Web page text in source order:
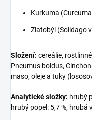
Kurkuma
Zlatobýl (Solidago
Složení: cereálie,
Pneumus boldus,
maso, oleje a tuky
Analytické složky: hrubý
hrubý popel: 5,7 %, hrubá